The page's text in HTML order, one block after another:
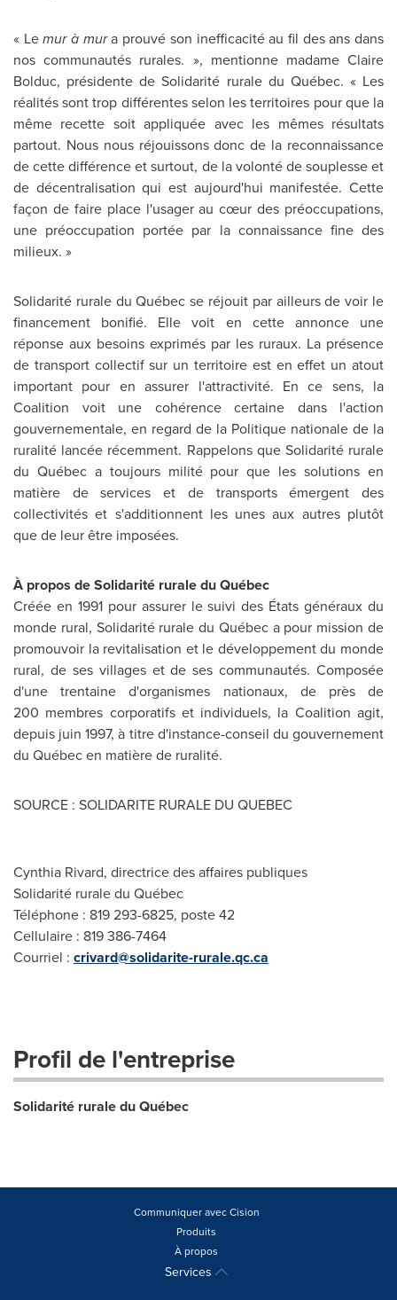
« Lemur à mura prouvé son inefficacité au fil des ans dans
nos communautés rurales. », mentionne madame Claire
Bolduc, présidente de Solidarité rurale du Québec. « Les
réalités sont trop différentes selon les territoires pour que la
même recette soit appliquée avec les mêmes résultats
partout. Nous nous réjouissons donc de la reconnaissance
de cette différence et surtout, de la volonté de souplesse et
de décentralisation qui est aujourd'hui manifestée. Cette
façon de faire place l'usager au cœur des préoccupations,
une préoccupation portée par la connaissance fine des
milieux. »
Solidarité rurale du Québec se réjouit par ailleurs de voir le
financement bonifié. Elle voit en cette annonce une
réponse aux besoins exprimés par les ruraux. La présence
de transport collectif sur un territoire est en effet un atout
important pour en assurer l'attractivité. En ce sens, la
Coalition voit une cohérence certaine dans l'action
gouvernementale, en regard de la Politique nationale de la
ruralité lancée récemment. Rappelons que Solidarité rurale
du Québec a toujours milité pour que les solutions en
matière de services et de transports émergent des
collectivités et s'additionnent les unes aux autres plutôt
que de leur être imposées.
À propos de Solidarité rurale du Québec
Créée en 1991 pour assurer le suivi des États généraux du
monde rural, Solidarité rurale du Québec a pour mission de
promouvoir la revitalisation et le développement du monde
rural, de ses villages et de ses communautés. Composée
d'une trentaine d'organismes nationaux, de près de
200 membres corporatifs et individuels, la Coalition agit,
depuis juin 1997, à titre d'instance-conseil du gouvernement
du Québec en matière de ruralité.
SOURCE : SOLIDARITE RURALE DU QUEBEC
Cynthia Rivard, directrice des affaires publiques
Solidarité rurale du Québec
Téléphone : 819 293-6825, poste 42
Cellulaire : 819 386-7464
Courriel : crivard@solidarite-rurale.qc.ca
Profil de l'entreprise
Solidarité rurale du Québec
Communiquer avec Cision
Produits
À propos
Services